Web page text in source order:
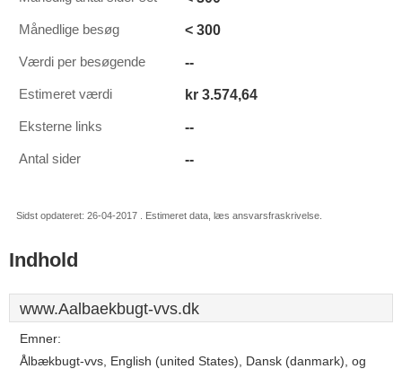
Månedlige besøg < 300
Værdi per besøgende --
Estimeret værdi kr 3.574,64
Eksterne links --
Antal sider --
Sidst opdateret: 26-04-2017 . Estimeret data, læs ansvarsfraskrivelse.
Indhold
www.Aalbaekbugt-vvs.dk
Emner:
Ålbækbugt-vvs, English (united States), Dansk (danmark), og